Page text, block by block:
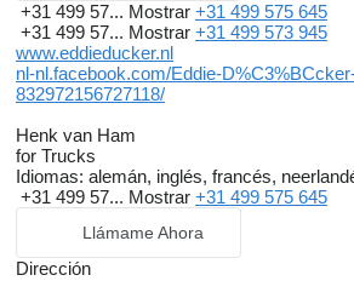
+31 499 57... Mostrar +31 499 575 645
+31 499 57... Mostrar +31 499 573 945
www.eddieducker.nl
nl-nl.facebook.com/Eddie-
832972156727118/
Henk van Ham
for Trucks
Idiomas: alemán, inglés, francés,
+31 499 57... Mostrar +31 499 575 645
Llámame Ahora
Dirección